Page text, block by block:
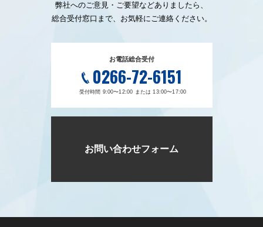
弊社へのご意見・ご要望などありましたら、
総合受付窓口まで、お気軽にご連絡ください。
お電話総合受付
0266-72-6151
受付時間 9:00〜12:00 または 13:00〜17:00
お問い合わせフォーム